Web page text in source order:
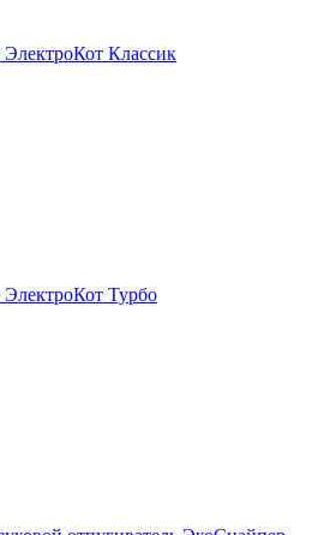
Классик
Турбо